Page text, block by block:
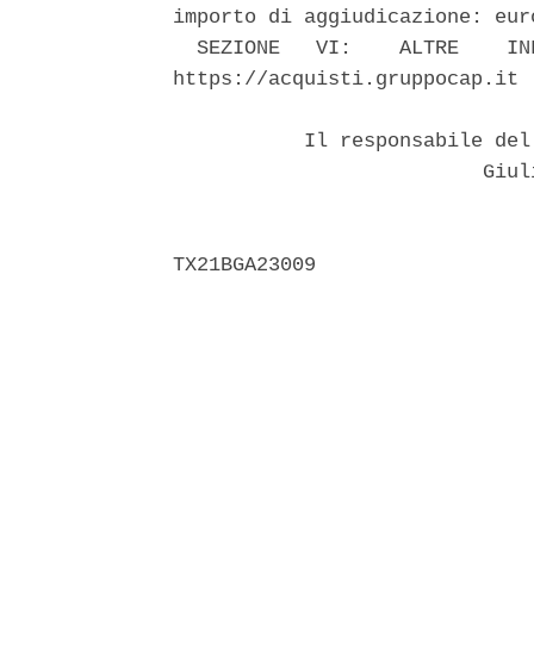
importo di aggiudicazione:
SEZIONE   VI:    ALTRE
https://acquisti.gruppocap.it
Il responsabile